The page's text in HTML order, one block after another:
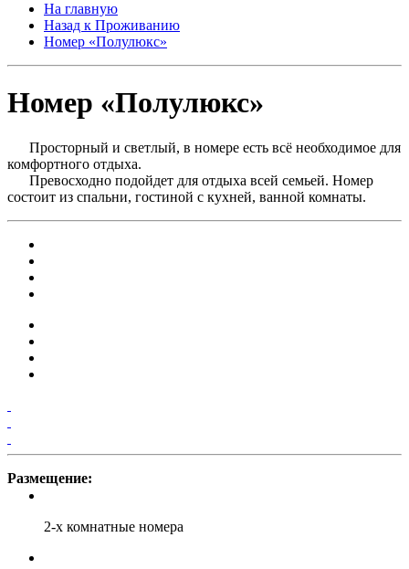
На главную
Назад к Проживанию
Номер «Полулюкс»
Номер «Полулюкс»
Просторный и светлый, в номере есть всё необходимое для
комфортного отдыха.
Превосходно подойдет для отдыха всей семьей. Номер
состоит из спальни, гостиной с кухней, ванной комнаты.
Размещение:
2-х комнатные номера